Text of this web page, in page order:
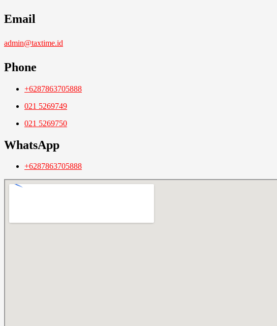
Email
admin@taxtime.id
Phone
+6287863705888
021 5269749
021 5269750
WhatsApp
+6287863705888